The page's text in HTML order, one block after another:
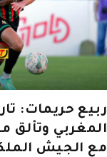
ربيع حريمات:
المغربي وتألق
مع الجيش